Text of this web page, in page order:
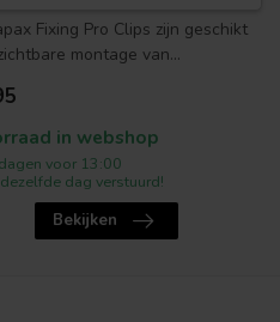
Fixing Pro Clips zijn geschikt
montage van...
in webshop
voor 13:00
dag verstuurd!
Bekijken